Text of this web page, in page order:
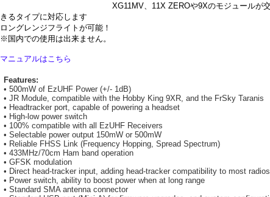
XG11MV、11X ZEROや9Xのモジュールが
きるタイプに対応します
ロングレンジフライトが可能！
※国内での使用は出来ません。
マニュアルはこちら
Features:
• 500mW of EzUHF Power (+/- 1dB)
• JR Module, compatible with the Hobby King 9XR, and the FrSky Taranis
• Headtracker port, capable of powering a headset
• High-low power switch
• 100% compatible with all EzUHF Receivers
• Selectable power output 150mW or 500mW
• Reliable FHSS Link (Frequency Hopping, Spread Spectrum)
• 433MHz/70cm Ham band operation
• GFSK modulation
• Direct head-tracker input, adding head-tracker compatibility to most radios
• Power switch, ability to boost power when at long range
• Standard SMA antenna connector